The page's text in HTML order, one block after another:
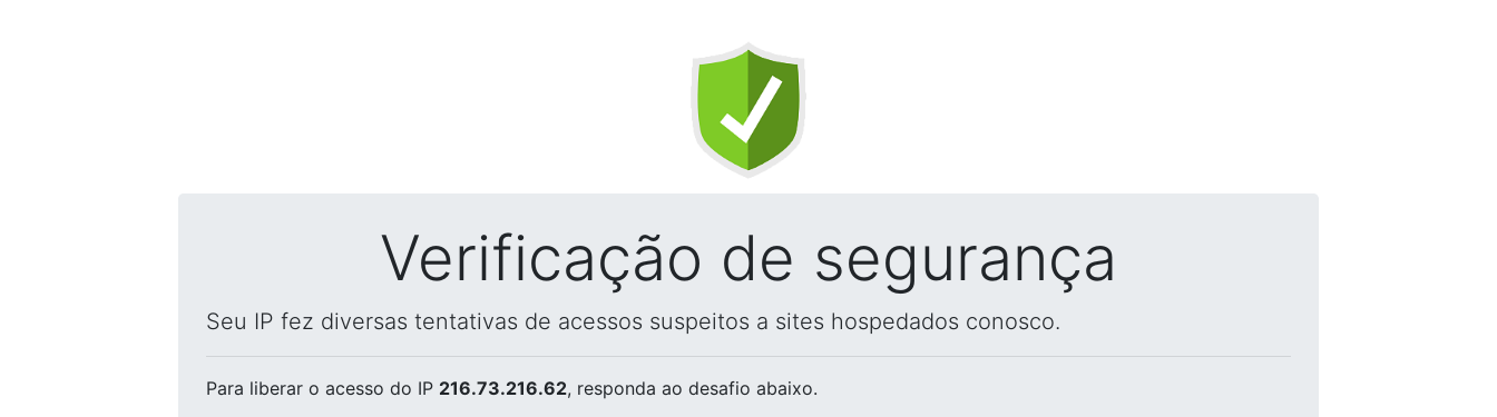
Verificação de segurança
Seu IP fez diversas tentativas de acessos suspeitos a sites hospedados conosco.
Para liberar o acesso do IP 216.73.216.62, responda ao desafio abaixo.